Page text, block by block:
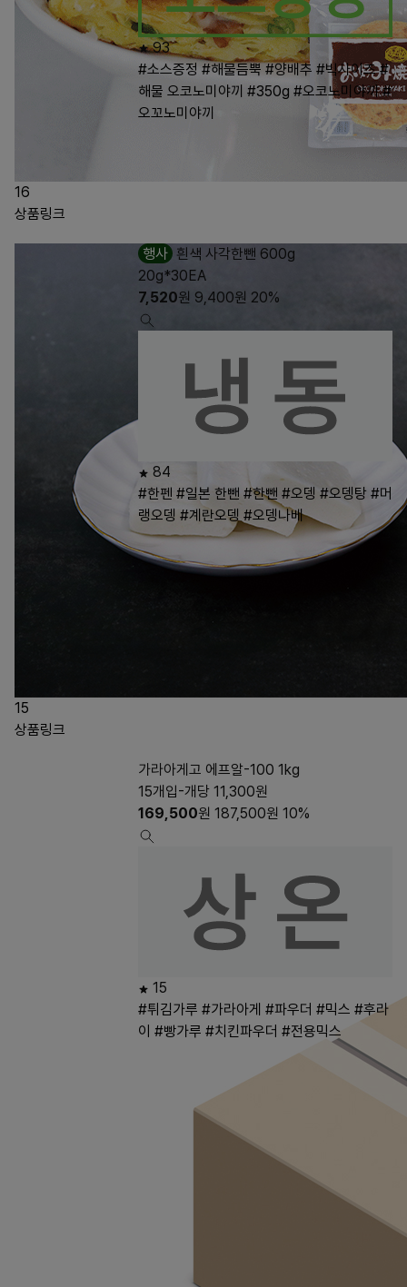
16
93
#소스증정 #해물듬뿍 #양배추 #빅사이즈 #
해물 오코노미야끼 #350g #오코노미야끼 #
오꼬노미야끼
상품링크
15
행사 흰색 사각한뺀 600g
20g*30EA
7,520원 9,400원 20%
84
#한펜 #일본 한뺀 #한뺀 #오뎅 #오뎅탕 #머
랭오뎅 #계란오뎅 #오뎅나베
상품링크
가라아게고 에프알-100 1kg
15개입-개당 11,300원
169,500원 187,500원 10%
15
#튀김가루 #가라아게 #파우더 #믹스 #후라
이 #빵가루 #치킨파우더 #전용믹스